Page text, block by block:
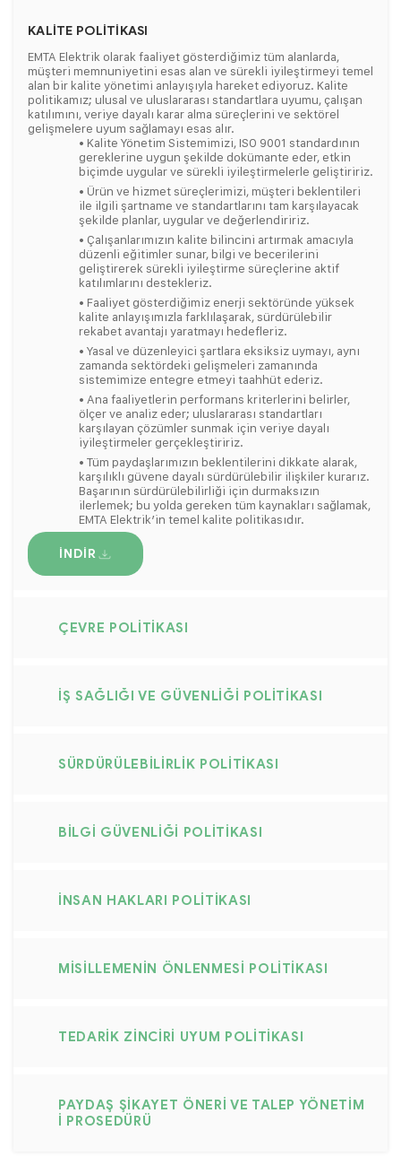
KALİTE POLİTİKASI
EMTA Elektrik olarak faaliyet gösterdiğimiz tüm alanlarda,
müşteri memnuniyetini esas alan ve sürekli iyileştirmeyi temel
alan bir kalite yönetimi anlayışıyla hareket ediyoruz. Kalite
politikamız; ulusal ve uluslararası standartlara uyumu, çalışan
katılımını, veriye dayalı karar alma süreçlerini ve sektörel
gelişmelere uyum sağlamayı esas alır.
• Kalite Yönetim Sistemimizi, ISO 9001 standardının
gereklerine uygun şekilde dokümante eder, etkin
biçimde uygular ve sürekli iyileştirmelerle geliştiririz.
• Ürün ve hizmet süreçlerimizi, müşteri beklentileri
ile ilgili şartname ve standartlarını tam karşılayacak
şekilde planlar, uygular ve değerlendiririz.
• Çalışanlarımızın kalite bilincini artırmak amacıyla
düzenli eğitimler sunar, bilgi ve becerilerini
geliştirerek sürekli iyileştirme süreçlerine aktif
katılımlarını destekleriz.
• Faaliyet gösterdiğimiz enerji sektöründe yüksek
kalite anlayışımızla farklılaşarak, sürdürülebilir
rekabet avantajı yaratmayı hedefleriz.
• Yasal ve düzenleyici şartlara eksiksiz uymayı, aynı
zamanda sektördeki gelişmeleri zamanında
sistemimize entegre etmeyi taahhüt ederiz.
• Ana faaliyetlerin performans kriterlerini belirler,
ölçer ve analiz eder; uluslararası standartları
karşılayan çözümler sunmak için veriye dayalı
iyileştirmeler gerçekleştiririz.
• Tüm paydaşlarımızın beklentilerini dikkate alarak,
karşılıklı güvene dayalı sürdürülebilir ilişkiler kurarız.
Başarının sürdürülebilirliği için durmaksızın
ilerlemek; bu yolda gereken tüm kaynakları sağlamak,
EMTA Elektrik’in temel kalite politikasıdır.
İNDIR
ÇEVRE POLITIKASI
İŞ SAĞLIĞI VE GÜVENLIĞI POLITIKASI
SÜRDÜRÜLEBILIRLIK POLITIKASI
BILGI GÜVENLIĞI POLITIKASI
İNSAN HAKLARI POLITIKASI
MISILLEMENIN ÖNLENMESI POLITIKASI
TEDARIK ZINCIRI UYUM POLITIKASI
PAYDAŞ ŞIKAYET ÖNERI VE TALEP YÖNETIM
I PROSEDÜRÜ